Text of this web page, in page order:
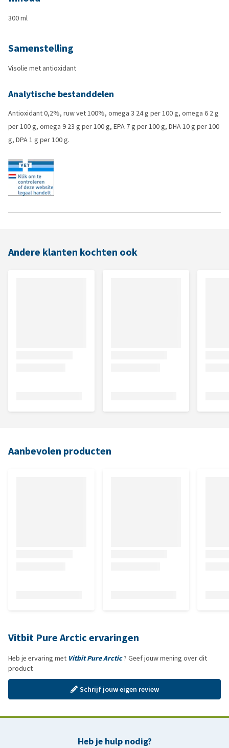
300 ml
Samenstelling
Visolie met antioxidant
Analytische bestanddelen
Antioxidant 0,2%, ruw vet 100%, omega 3 24 g per 100 g, omega 6 2 g
per 100 g, omega 9 23 g per 100 g, EPA 7 g per 100 g, DHA 10 g per 100
g, DPA 1 g per 100 g.
Andere klanten kochten ook
Aanbevolen producten
Vitbit Pure Arctic ervaringen
Heb je ervaring met Vitbit Pure Arctic? Geef jouw mening over dit
product
Schrijf jouw eigen review
Heb je hulp nodig?